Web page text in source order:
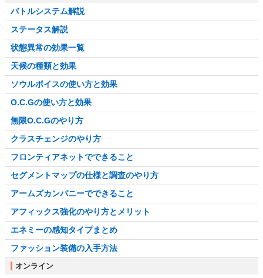
バトルシステム解説
ステータス解説
状態異常の効果一覧
天候の種類と効果
ソウルボイスの使い方と効果
O.C.Gの使い方と効果
無限O.C.Gのやり方
クラスチェンジのやり方
フロンティアネットでできること
セグメントマップの仕様と調査のやり方
アームズカンパニーでできること
アフィックス強化のやり方とメリット
エネミーの感知タイプまとめ
ファッション装備の入手方法
オンライン